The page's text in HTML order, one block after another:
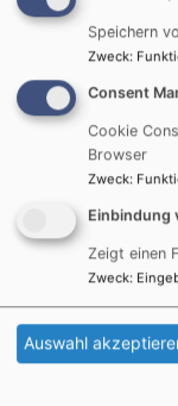
So, 16.8. 17:30-
Öffentliches
Sr. Dorothea Krauß
Rödelsee St.
Speichern
Zweck:
Consent
Cookie
Browser
Zweck:
Einbindung
Zeigt einen
Zweck:
Auswahl